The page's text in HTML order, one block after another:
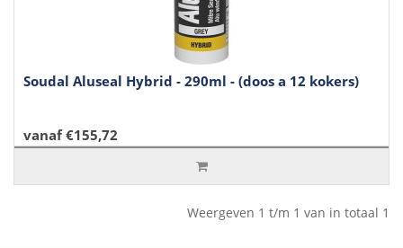
Soudal Aluseal Hybrid - 290ml - (doos a 12 kokers)
vanaf €155,72
Weergeven 1 t/m 1 van in totaal 1